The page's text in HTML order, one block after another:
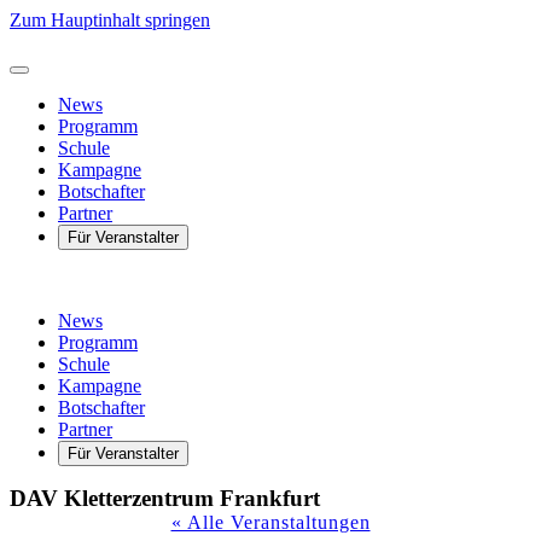
Zum Hauptinhalt springen
News
Programm
Schule
Kampagne
Botschafter
Partner
Für Veranstalter
News
Programm
Schule
Kampagne
Botschafter
Partner
Für Veranstalter
DAV Kletterzentrum Frankfurt
« Alle Veranstaltungen